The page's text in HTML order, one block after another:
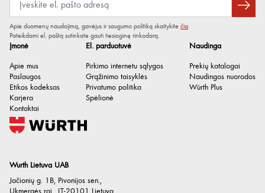
Wurth Lietuva UAB
Jačionių g. 1B, Pivonijos sen.,
Ukmergės raj.
LT-20101 Lietuva
Įmonė
Apie mus
Paslaugos
Etikos kodeksas
Karjera
Kontaktai
El. parduotuvė
Pirkimo internetu sąlygos
Grąžinimo taisyklės
Privatumo politika
Spėlionė
Naudinga
Prekių katalogai
Naudingos nuorodos
Würth Plus
Apie duomenų naudojimą, gavėjus ir saugumo politiką skaitykite čia.
Pateikdami el. paštą sutinkate gauti tiesioginę rinkodarą.